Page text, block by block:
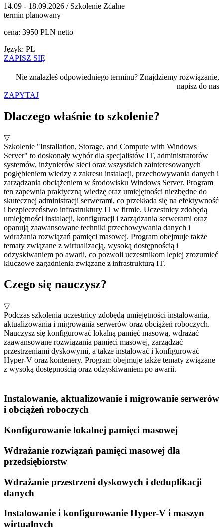
14.09 - 18.09.2026 / Szkolenie Zdalne
termin planowany
cena: 3950 PLN netto
Język: PL
ZAPISZ SIĘ
Nie znalazłeś odpowiedniego terminu? Znajdziemy rozwiązanie,
napisz do nas
ZAPYTAJ
Dlaczego właśnie to szkolenie?
▽
Szkolenie "Installation, Storage, and Compute with Windows
Server" to doskonały wybór dla specjalistów IT, administratorów
systemów, inżynierów sieci oraz wszystkich zainteresowanych
pogłębieniem wiedzy z zakresu instalacji, przechowywania danych i
zarządzania obciążeniem w środowisku Windows Server. Program
ten zapewnia praktyczną wiedzę oraz umiejętności niezbędne do
skutecznej administracji serwerami, co przekłada się na efektywność
i bezpieczeństwo infrastruktury IT w firmie. Uczestnicy zdobędą
umiejętności instalacji, konfiguracji i zarządzania serwerami oraz
opanują zaawansowane techniki przechowywania danych i
wdrażania rozwiązań pamięci masowej. Program obejmuje także
tematy związane z wirtualizacją, wysoką dostępnością i
odzyskiwaniem po awarii, co pozwoli uczestnikom lepiej zrozumieć
kluczowe zagadnienia związane z infrastrukturą IT.
Czego się nauczysz?
▽
Podczas szkolenia uczestnicy zdobędą umiejętności instalowania,
aktualizowania i migrowania serwerów oraz obciążeń roboczych.
Nauczysz się konfigurować lokalną pamięć masową, wdrażać
zaawansowane rozwiązania pamięci masowej, zarządzać
przestrzeniami dyskowymi, a także instalować i konfigurować
Hyper-V oraz kontenery. Program obejmuje także tematy związane
z wysoką dostępnością oraz odzyskiwaniem po awarii.
Instalowanie, aktualizowanie i migrowanie serwerów
i obciążeń roboczych
Konfigurowanie lokalnej pamięci masowej
Wdrażanie rozwiązań pamięci masowej dla
przedsiębiorstw
Wdrażanie przestrzeni dyskowych i deduplikacji
danych
Instalowanie i konfigurowanie Hyper-V i maszyn
wirtualnych